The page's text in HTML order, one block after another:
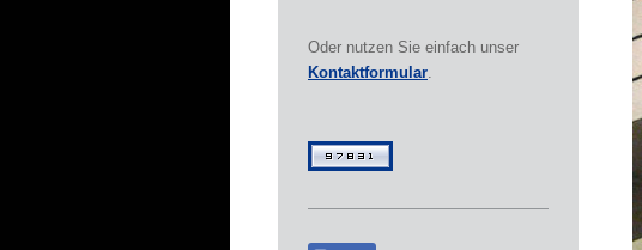
Oder nutzen Sie einfach unser
Kontaktformular